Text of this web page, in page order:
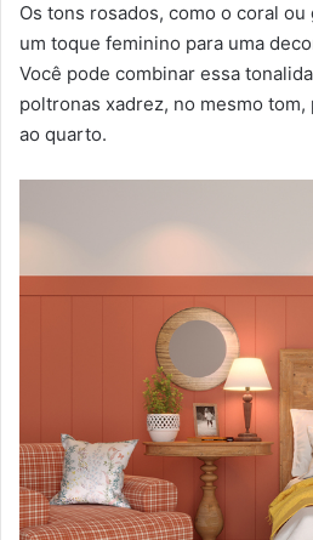
Os tons rosados, como o coral
um toque feminino para uma
Você pode combinar essa
poltronas xadrez, no mesmo
ao quarto.